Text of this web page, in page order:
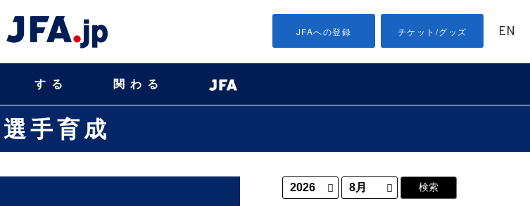
JFAへの登録 チケット/グッズ EN
する 関わる
選手育成